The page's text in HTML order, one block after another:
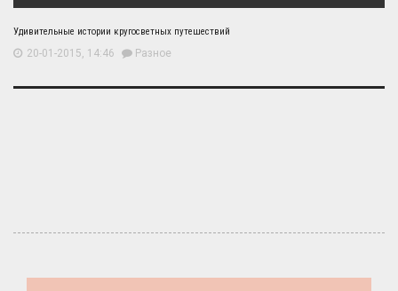
Удивительные истории кругосветных путешествий
20-01-2015, 14:46 Разное